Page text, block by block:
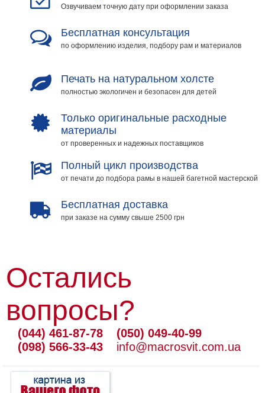
Озвучиваем точную дату при оформлении заказа
Бесплатная консультация
по оформлению изделия, подбору рам и материалов
Печать на натуральном холсте
полностью экологичен и безопасен для детей
Только оригинальные расходные
материалы
от проверенных и надежных поставщиков
Полный цикл производства
от печати до подбора рамы в нашей багетной мастерской
Бесплатная доставка
при заказе на сумму свыше 2500 грн
Остались
вопросы?
(044) 461-87-78
(098) 566-33-43
(050) 049-40-99
info@macrosvit.com.ua